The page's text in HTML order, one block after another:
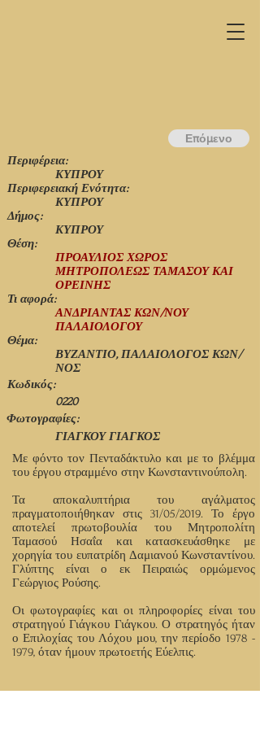
Περιφέρεια:
Με φόντο τον Πενταδάκτυλο και με το βλέμμα
του έργου στραμμένο στην Κωνσταντινούπολη.
Τα αποκαλυπτήρια του αγάλματος
πραγματοποιήθηκαν στις 31/05/2019. Το έργο
αποτελεί πρωτοβουλία του Μητροπολίτη
Ταμασού Ησαΐα και κατασκευάσθηκε με
χορηγία του ευπατρίδη Δαμιανού Κωνσταντίνου.
Γλύπτης είναι ο εκ Πειραιώς ορμώμενος
Γεώργιος Ρούσης.
Οι φωτογραφίες και οι πληροφορίες είναι του
στρατηγού Γιάγκου Γιάγκου. Ο στρατηγός ήταν
ο Επιλοχίας του Λόχου μου, την περίοδο 1978 -
1979, όταν ήμουν πρωτοετής Εύελπις.
ΚΥΠΡΟΥ
ΚΥΠΡΟΥ
Περιφερειακή Ενότητα:
ΚΥΠΡΟΥ
Δήμος:
Θέση:
ΠΡΟΑΥΛΙΟΣ ΧΩΡΟΣ
ΜΗΤΡΟΠΟΛΕΩΣ ΤΑΜΑΣΟΥ ΚΑΙ
ΟΡΕΙΝΗΣ
Τι αφορά:
ΑΝΔΡΙΑΝΤΑΣ ΚΩΝ/ΝΟΥ
ΠΑΛΑΙΟΛΟΓΟΥ
Θέμα:
ΒΥΖΑΝΤΙΟ, ΠΑΛΑΙΟΛΟΓΟΣ ΚΩΝ/
ΝΟΣ
Φωτογραφίες:
ΓΙΑΓΚΟΥ ΓΙΑΓΚΟΣ
Κωδικός:
0220
Επόμενο